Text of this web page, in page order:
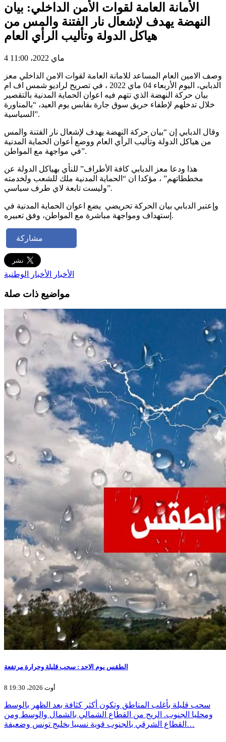
الأمانة العامة لقوات الأمن الداخلي: بيان
النهضة يهدف لإشعال نار الفتنة والمس من
هياكل الدولة وتأليب الرأي العام
4 ماي 2022، 11:00
وصف الامين العام المساعد للامانة العامة لقوات الامن الداخلي معز
الدبابي، اليوم الأربعاء 04 ماي 2022 ، في تصريح لراديو شمس اف ام
بيان حركة النهضة الذي تتهم فيه اعوان الحماية المدنية بالتقصير
خلال تدخلهم لإطفاء حريق سوق جارة بقابس يوم العيد، “بالمناورة
السياسية”.
وقال الدبابي إن “بيان حركة النهضة يهدف لإشعال نار الفتنة والمس
من هياكل الدولة وتأليب الرأي العام ووضع أعوان الحماية المدنية
في مواجهة مع المواطن”.
هذا ودعا معز الدبابي كافة الأطراف” للنأي بهياكل الدولة عن
مخططاتهم” ، مؤكدا ان “الحماية المدنية ملك للشعب ولخدمته
وليست تابعة لاي طرف سياسي”.
وإعتبر الدبابي بيان الحركة تحريضي يضع اعوان الحماية المدنية في
إستهداف ومواجهة مباشرة مع المواطن، وفق تعبيره.
مشاركة
الأخبار الأخبار الوطنية
مواضيع ذات صلة
الطقس يوم الاحد : سحب قليلة وحرارة مرتفعة
8 أوت 2026، 19:30
سحب قليلة بأغلب المناطق وتكون أكثر كثافة بعد الظهر بالوسط
ومحليا الجنوب. الريح من القطاع الشمالي بالشمال والوسط ومن
القطاع الشرقي بالجنوب قوية نسبيا بخليج تونس وضعيفة…